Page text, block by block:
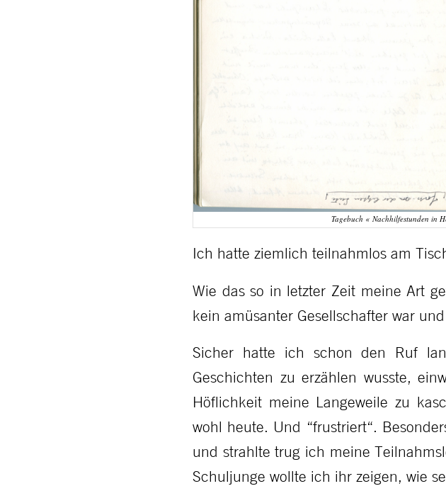
Tagebuch « Nachhilfestunden in
Ich hatte ziemlich teilnahmlos am
Wie das so in letzter Zeit meine Art
kein amüsanter Gesellschafter war
Sicher hatte ich schon den Ruf
Geschichten zu erzählen wusste,
Höflichkeit meine Langeweile zu
wohl heute. Und “frustriert“.
und strahlte trug ich meine
Schuljunge wollte ich ihr zeigen, wie